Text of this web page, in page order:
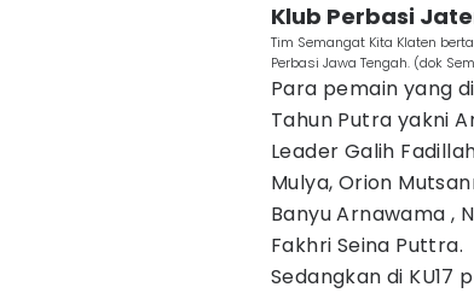
Klub Perbasi
Tim Semangat Kita Klaten
Perbasi Jawa Tengah. (dok
Para pemain yang
Tahun Putra yakni
Leader Galih
Mulya, Orion
Banyu Arnawama ,
Fakhri Seina Puttra.
Sedangkan di KU17